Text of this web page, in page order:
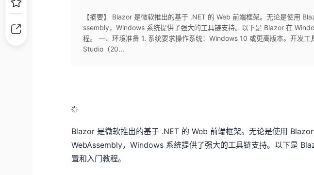
【摘要】 Blazor 是微软推出的基于 .NET 的 Web 前端框架。无论是使用
ssembly，Windows 系统提供了强大的工具链支持。以下是 Blazor 在
程。 一、环境准备 1. 系统要求操作系统：Windows 10 或更高版本。开发工
Studio（20...
Blazor 是微软推出的基于 .NET 的 Web 前端框架。无论是使用
WebAssembly，Windows 系统提供了强大的工具链支持。以下是
置和入门教程。